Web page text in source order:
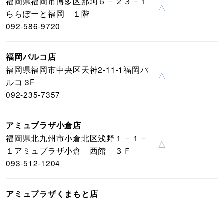
ららぽーと福岡 １階
092-586-9720
△
福岡パルコ店
福岡県福岡市中央区天神2-11-1福岡パ
ルコ 3F
092-235-7357
△
アミュプラザ小倉店
福岡県北九州市小倉北区浅野１－１－
１アミュプラザ小倉 西館 ３Ｆ
093-512-1204
△
アミュプラザくまもと店